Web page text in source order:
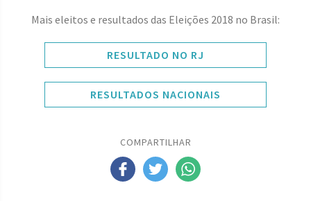
Mais eleitos e resultados das Eleições 2018 no Brasil:
RESULTADO NO RJ
RESULTADOS NACIONAIS
COMPARTILHAR